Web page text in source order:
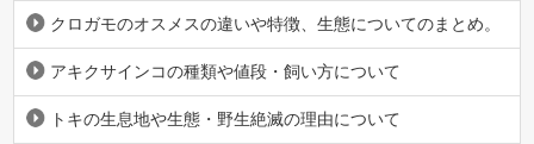
クロガモのオスメスの違いや特徴、生態についてのまとめ。
アキクサインコの種類や値段・飼い方について
トキの生息地や生態・野生絶滅の理由について